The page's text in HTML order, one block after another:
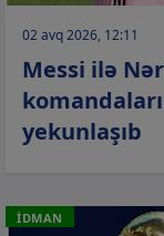
02 avq 2026, 12:11
Messi ilə
yekunlaşıb
İDMAN